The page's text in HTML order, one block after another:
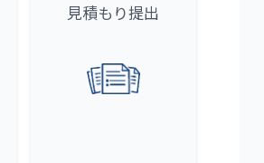
見積もり提出